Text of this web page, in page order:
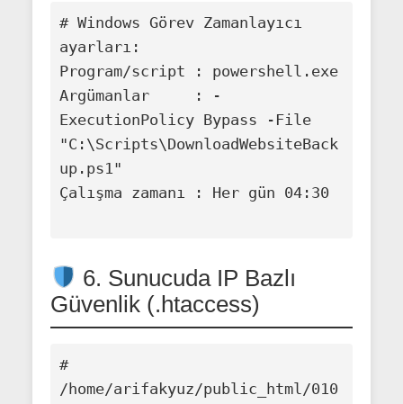
# Windows Görev Zamanlayıcı
ayarları:
Program/script : powershell.exe
Argümanlar     : -
ExecutionPolicy Bypass -File
"C:\Scripts\DownloadWebsiteBack
up.ps1"
Çalışma zamanı : Her gün 04:30
6. Sunucuda IP Bazlı
Güvenlik (.htaccess)
#
/home/arifakyuz/public_html/010